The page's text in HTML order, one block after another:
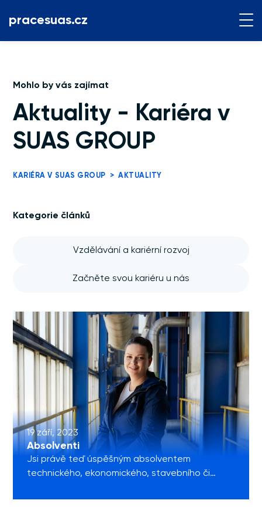
pracesuas.cz
Mohlo by vás zajímat
Aktuality - Kariéra v
SUAS GROUP
KARIÉRA V SUAS GROUP >AKTUALITY
Kategorie článků
Vzdělávání a kariérní rozvoj
Začněte svou kariéru u nás
19 září, 2023
Absolventi
Jsi právě teď úspěšným absolventem
technického, ekonomického, stavebního či
zůstat a získávat dál odbornou praxi? Jestli